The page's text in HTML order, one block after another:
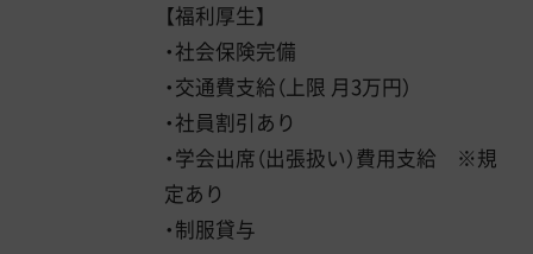
【福利厚生】
・社会保険完備
・交通費支給（上限 月3万円）
・社員割引あり
・学会出席（出張扱い）費用支給 ※規
定あり
・制服貸与